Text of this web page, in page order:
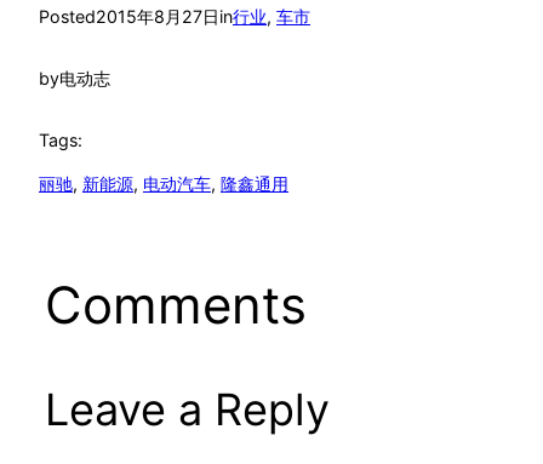
Posted2015年8月27日in行业, 车市
by电动志
Tags:
丽驰, 新能源, 电动汽车, 隆鑫通用
Comments
Leave a Reply